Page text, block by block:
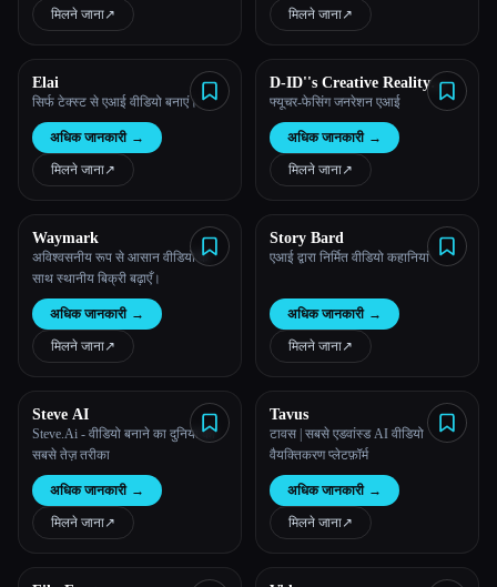
मिलने जाना↗︎ मिलने जाना↗︎
Elai
सिर्फ टेक्स्ट से एआई वीडियो बनाएं।
अधिक जानकारी →
मिलने जाना↗︎
D-ID''s Creative Reality
Studio
फ्यूचर-फेसिंग जनरेशन एआई
अधिक जानकारी →
मिलने जाना↗︎
Waymark
अविश्वसनीय रूप से आसान वीडियो के
साथ स्थानीय बिक्री बढ़ाएँ।
अधिक जानकारी →
मिलने जाना↗︎
Story Bard
एआई द्वारा निर्मित वीडियो कहानियां
अधिक जानकारी →
मिलने जाना↗︎
Steve AI
Steve.Ai - वीडियो बनाने का दुनिया का
सबसे तेज़ तरीका
अधिक जानकारी →
मिलने जाना↗︎
Tavus
टावस | सबसे एडवांस्ड AI वीडियो
वैयक्तिकरण प्लेटफ़ॉर्म
अधिक जानकारी →
मिलने जाना↗︎